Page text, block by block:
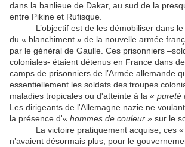
dans la banlieue de Dakar, au sud de la
entre Pikine et Rufisque.
L’objectif est de les démobiliser dans le
du « blanchiment » de la nouvelle armée
par le général de Gaulle. Ces prisonniers
coloniales- étaient détenus en France dans
camps de prisonniers de l’Armée allemande
essentiellement les soldats des troupes
maladies tropicales ou d'atteinte à la « pureté
Les dirigeants de l'Allemagne nazie ne
la présence d'« hommes de couleur » sur le
La victoire pratiquement acquise, ces «
n’avaient désormais plus, pour le